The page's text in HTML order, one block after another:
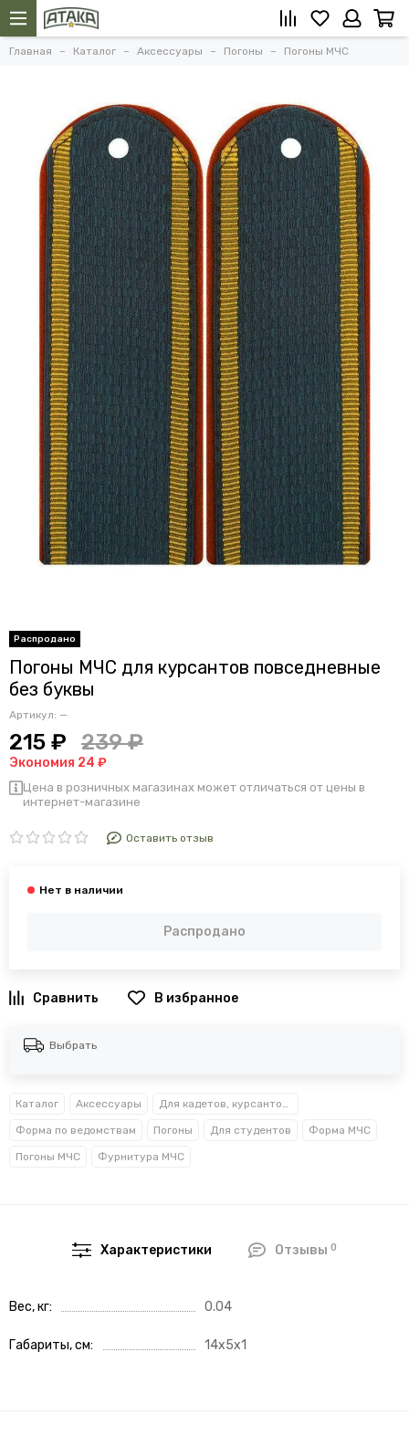
Главная Каталог Аксессуары Погоны Погоны МЧС
Погоны МЧС для курсантов повседневные
без буквы
Артикул: —
215 ₽ 239 ₽
Экономия 24 ₽
Цена в розничных магазинах может отличаться от цены в
интернет-магазине
Оставить отзыв
Распродано
В избранное
Выбрать
Каталог Аксессуары Для кадетов, курсантов, студентов
Форма по ведомствам Погоны Для студентов Форма МЧС
Погоны МЧС Фурнитура МЧС
Характеристики Отзывы 0
Вес, кг 0.04
Габариты, см 14x5x1